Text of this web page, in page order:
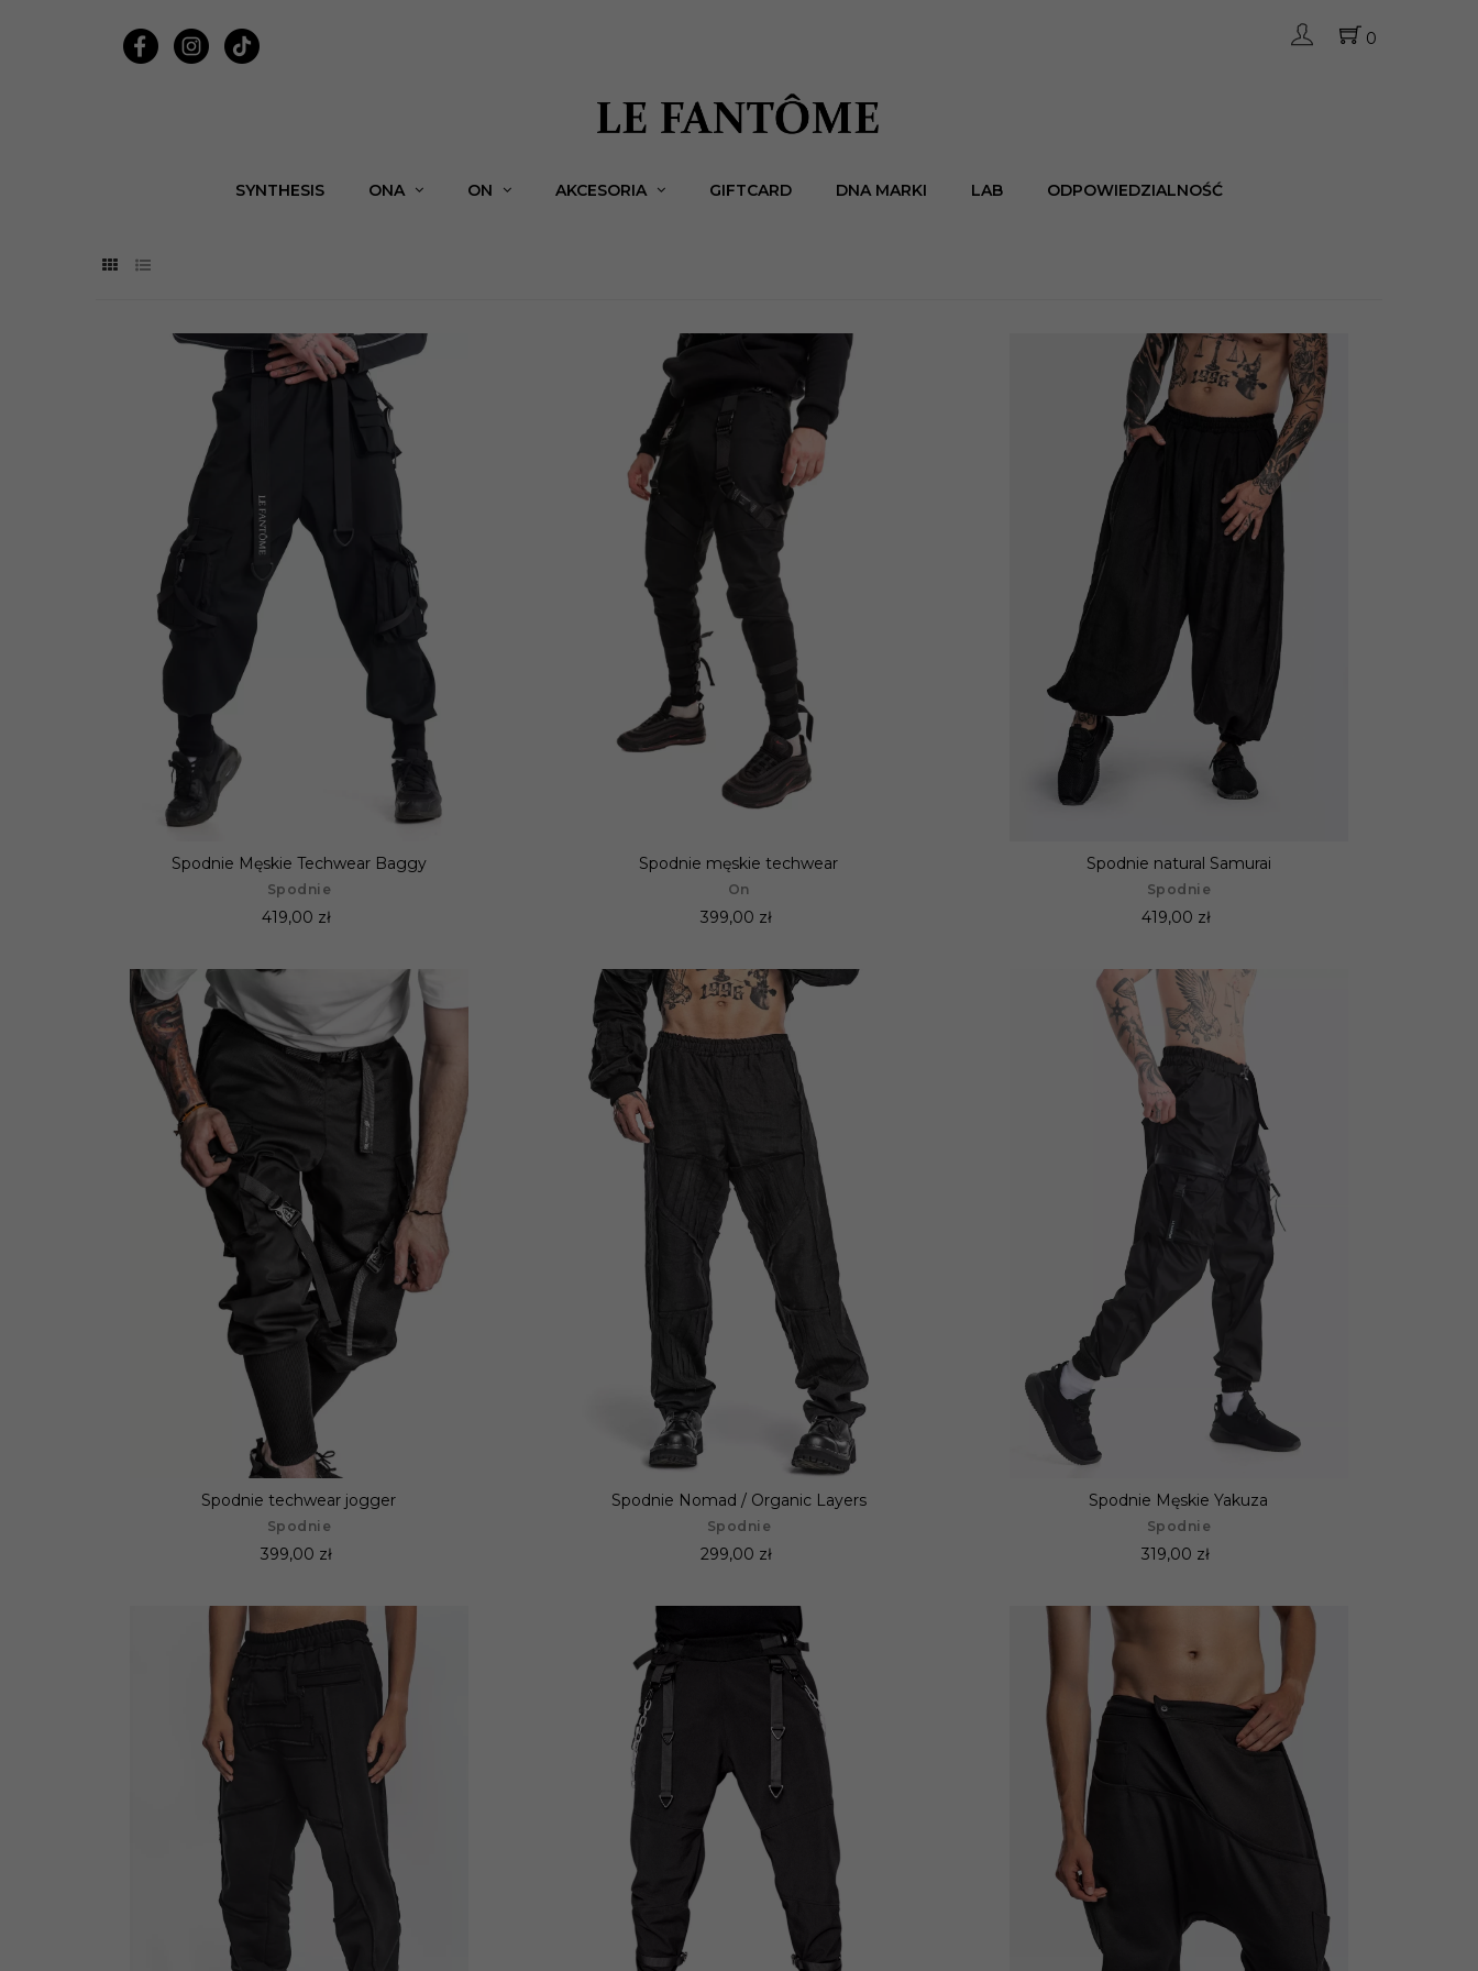
0
SYNTHESIS ONA ON AKCESORIA GIFTCARD DNA MARKI LAB ODPOWIEDZIALNOŚĆ
Spodnie Męskie Techwear Baggy
Spodnie
419,00 zł
Spodnie męskie techwear
On
399,00 zł
Spodnie natural Samurai
Spodnie
419,00 zł
Spodnie techwear jogger
Spodnie
399,00 zł
Spodnie Nomad / Organic Layers
Spodnie
299,00 zł
Spodnie Męskie Yakuza
Spodnie
319,00 zł